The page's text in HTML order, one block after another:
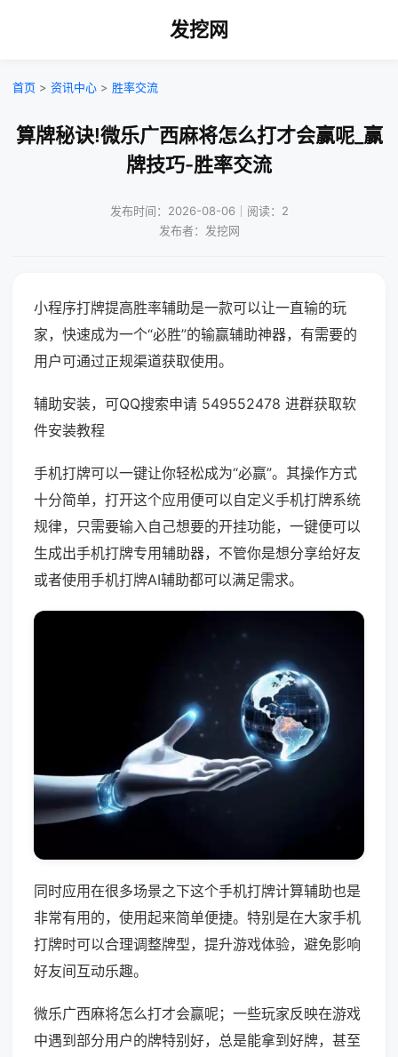
发挖网
首页 > 资讯中心 > 胜率交流
算牌秘诀!微乐广西麻将怎么打才会赢呢_赢
牌技巧-胜率交流
发布时间：2026-08-06｜阅读：2
发布者：发挖网
小程序打牌提高胜率辅助是一款可以让一直输的玩
家，快速成为一个“必胜”的输赢辅助神器，有需要的
用户可通过正规渠道获取使用。
辅助安装，可QQ搜索申请 549552478 进群获取软
件安装教程
手机打牌可以一键让你轻松成为“必赢”。其操作方式
十分简单，打开这个应用便可以自定义手机打牌系统
规律，只需要输入自己想要的开挂功能，一键便可以
生成出手机打牌专用辅助器，不管你是想分享给好友
或者使用手机打牌AI辅助都可以满足需求。
同时应用在很多场景之下这个手机打牌计算辅助也是
非常有用的，使用起来简单便捷。特别是在大家手机
打牌时可以合理调整牌型，提升游戏体验，避免影响
好友间互动乐趣。
微乐广西麻将怎么打才会赢呢；一些玩家反映在游戏
中遇到部分用户的牌特别好，总是能拿到好牌，甚至